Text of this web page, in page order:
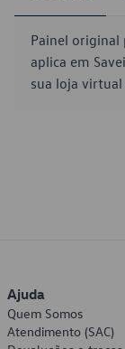
Painel
aplica em
sua loja
Ajuda
Quem Somos
Atendimento (SAC)